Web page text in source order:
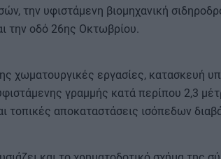
την υφιστάμενη βιομηχανική
την οδό 26ης Οκτωβρίου.
χωματουργικές εργασίες, κατασκευή
γραμμής κατά περίπου 2,3
τοπικές αποκαταστάσεις ισόπεδων